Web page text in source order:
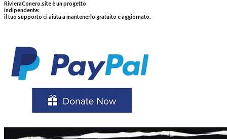
RivieraConero.site è un progetto
indipendente:
il tuo supporto ci aiuta a mantenerlo gratuito e aggiornato.